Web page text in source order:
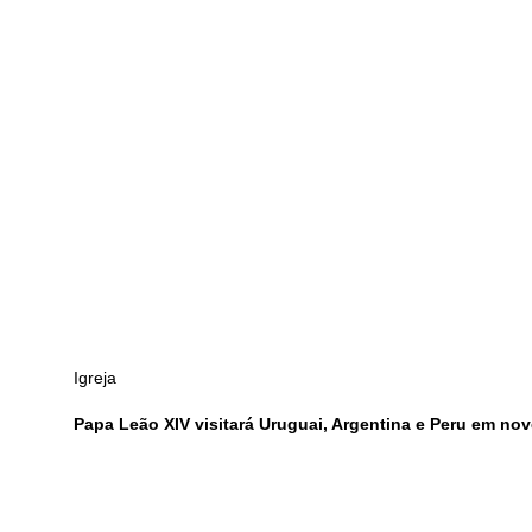
Igreja
Papa Leão XIV visitará Uruguai, Argentina e Peru em